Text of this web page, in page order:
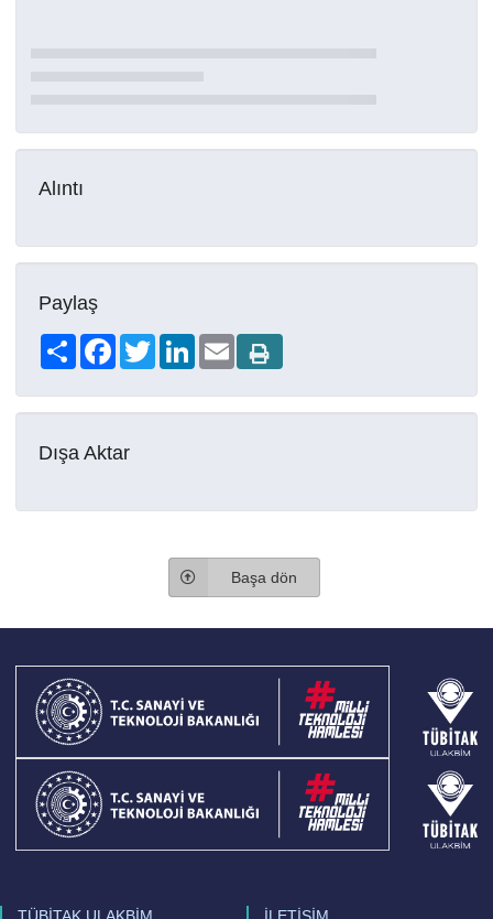
Alıntı
Paylaş
Share FacebookTwitterLinkedIn
Email
Dışa Aktar
Başa dön